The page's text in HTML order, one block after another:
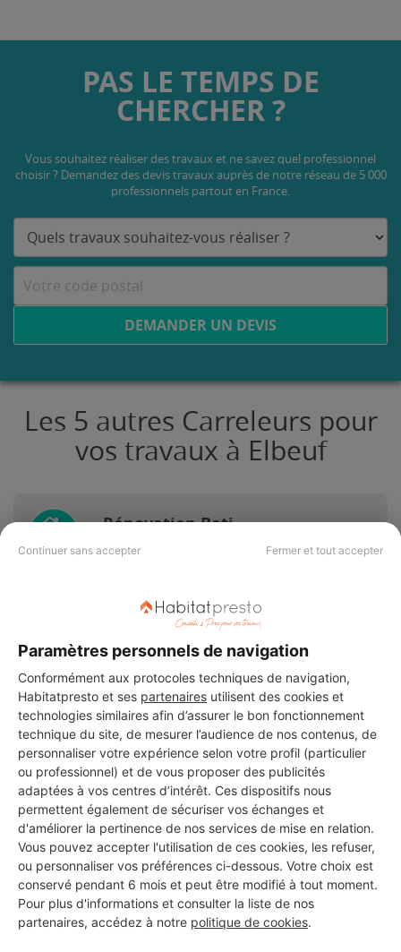
Continuer sans accepter Fermer et tout accepter
Paramètres personnels de navigation
Conformément aux protocoles techniques de navigation,
Habitatpresto et ses partenaires utilisent des cookies et
technologies similaires afin d’assurer le bon fonctionnement
technique du site, de mesurer l’audience de nos contenus, de
personnaliser votre expérience selon votre profil (particulier
ou professionnel) et de vous proposer des publicités
adaptées à vos centres d’intérêt. Ces dispositifs nous
permettent également de sécuriser vos échanges et
d'améliorer la pertinence de nos services de mise en relation.
Vous pouvez accepter l'utilisation de ces cookies, les refuser,
ou personnaliser vos préférences ci-dessous. Votre choix est
conservé pendant 6 mois et peut être modifié à tout moment.
Pour plus d'informations et consulter la liste de nos
partenaires, accédez à notre politique de cookies.
PAS LE TEMPS DE
CHERCHER ?
Vous souhaitez réaliser des travaux et ne savez quel professionnel
choisir ? Demandez des devis travaux auprès de notre réseau de 5 000
professionnels partout en France.
DEMANDER UN DEVIS
Les 5 autres Carreleurs pour
vos travaux à Elbeuf
Rénovation Bati
Elbeuf
Voir sa fiche
BF MACONNERIE
Elbeuf
3 projets acceptés
9 ans d'expérience
Voir sa fiche